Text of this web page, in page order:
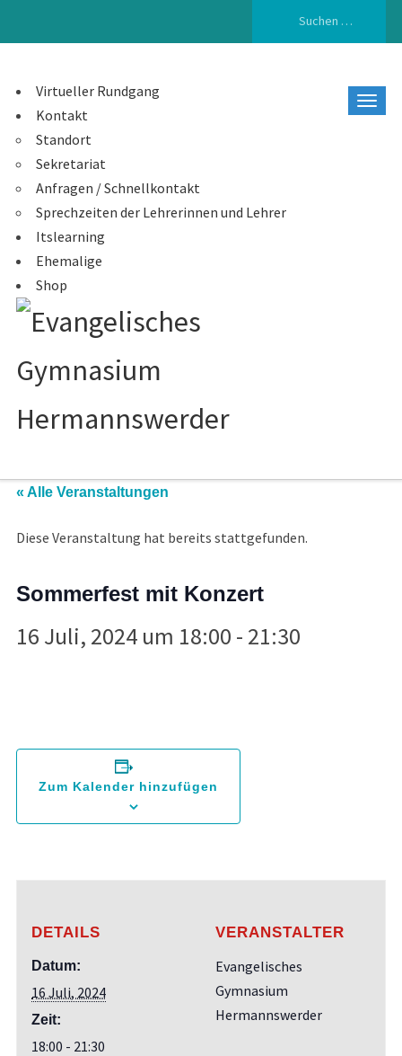
Virtueller Rundgang
Kontakt
Standort
Sekretariat
Anfragen / Schnellkontakt
Sprechzeiten der Lehrerinnen und Lehrer
Itslearning
Ehemalige
Shop
« Alle Veranstaltungen
Diese Veranstaltung hat bereits stattgefunden.
Sommerfest mit Konzert
16 Juli, 2024 um 18:00 - 21:30
Zum Kalender hinzufügen
DETAILS
Datum:
16 Juli, 2024
Zeit:
18:00 - 21:30
VERANSTALTER
Evangelisches
Gymnasium
Hermannswerder